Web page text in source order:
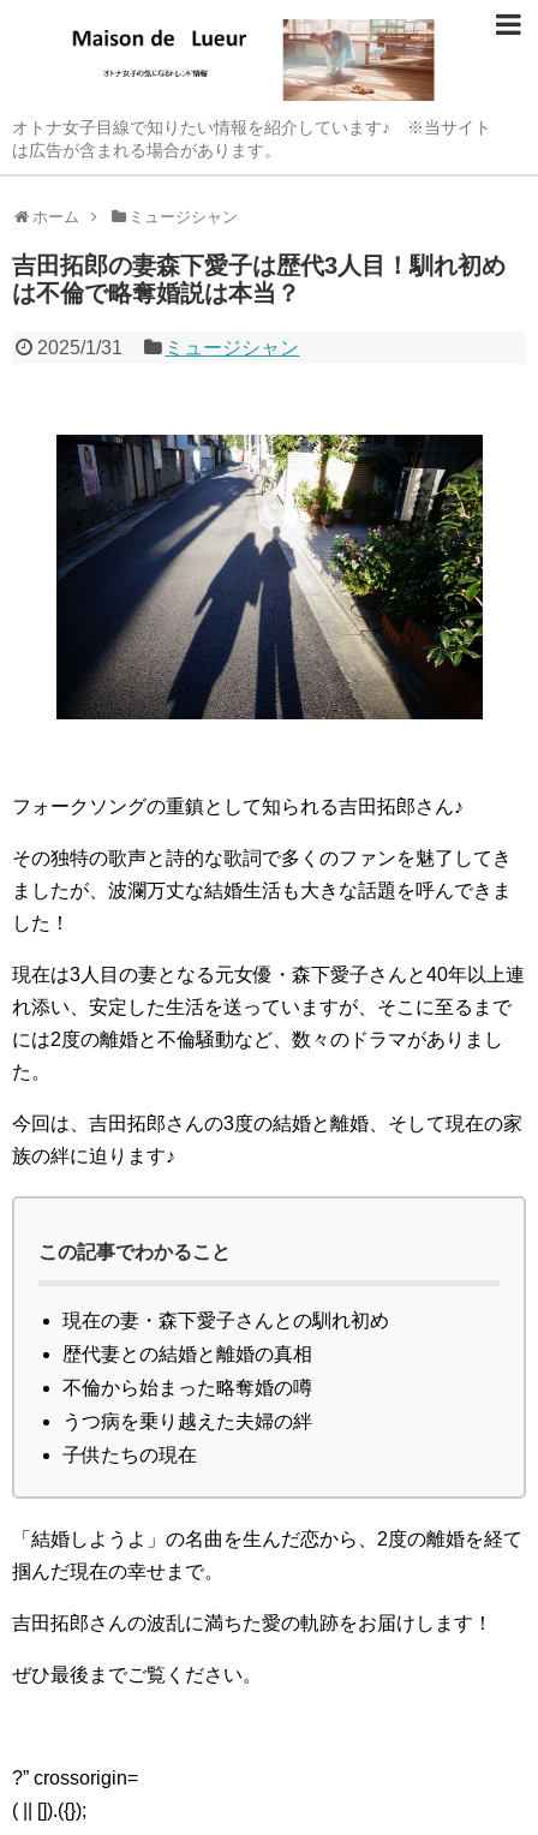
オトナ女子目線で知りたい情報を紹介しています♪ ※当サイト
は広告が含まれる場合があります。
ホーム ミュージシャン
吉田拓郎の妻森下愛子は歴代3人目！馴れ初め
は不倫で略奪婚説は本当？
2025/1/31 ミュージシャン
フォークソングの重鎮として知られる吉田拓郎さん♪
その独特の歌声と詩的な歌詞で多くのファンを魅了してき
ましたが、波瀾万丈な結婚生活も大きな話題を呼んできま
した！
現在は3人目の妻となる元女優・森下愛子さんと40年以上連
れ添い、安定した生活を送っていますが、そこに至るまで
には2度の離婚と不倫騒動など、数々のドラマがありまし
た。
今回は、吉田拓郎さんの3度の結婚と離婚、そして現在の家
族の絆に迫ります♪
この記事でわかること
現在の妻・森下愛子さんとの馴れ初め
歴代妻との結婚と離婚の真相
不倫から始まった略奪婚の噂
うつ病を乗り越えた夫婦の絆
子供たちの現在
「結婚しようよ」の名曲を生んだ恋から、2度の離婚を経て
掴んだ現在の幸せまで。
吉田拓郎さんの波乱に満ちた愛の軌跡をお届けします！
ぜひ最後までご覧ください。
?” crossorigin=
( || []).({});